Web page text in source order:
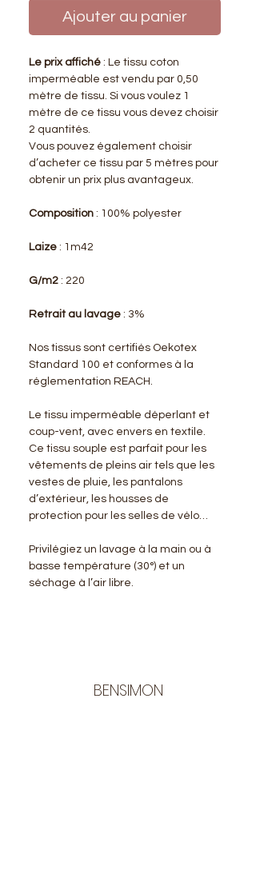
Ajouter au panier
Le prix affiché : Le tissu coton
imperméable est vendu par 0,50
mètre de tissu. Si vous voulez 1
mètre de ce tissu vous devez choisir
2 quantités.
Vous pouvez également choisir
d’acheter ce tissu par 5 mètres pour
obtenir un prix plus avantageux.
Composition : 100% polyester
Laize : 1m42
G/m2 : 220
Retrait au lavage : 3%
Nos tissus sont certifiés Oekotex
Standard 100 et conformes à la
réglementation REACH.
Le tissu imperméable déperlant et
coup-vent, avec envers en textile.
Ce tissu souple est parfait pour les
vêtements de pleins air tels que les
vestes de pluie, les pantalons
d’extérieur, les housses de
protection pour les selles de vélo…
Privilégiez un lavage à la main ou à
basse température (30°) et un
séchage à l’air libre.
BENSIMON